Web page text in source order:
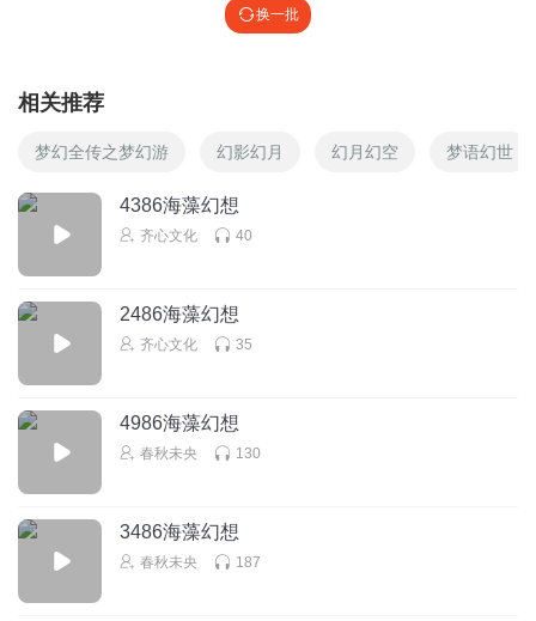
换一批
相关推荐
梦幻全传之梦幻游 幻影幻月 幻月幻空 梦语幻世
4386海藻幻想
齐心文化 40
2486海藻幻想
齐心文化 35
4986海藻幻想
春秋未央 130
3486海藻幻想
春秋未央 187